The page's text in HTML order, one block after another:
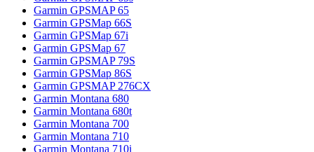
Garmin GPSMAP 65
Garmin GPSMap 66S
Garmin GPSMap 67i
Garmin GPSMap 67
Garmin GPSMAP 79S
Garmin GPSMap 86S
Garmin GPSMAP 276CX
Garmin Montana 680
Garmin Montana 680t
Garmin Montana 700
Garmin Montana 710
Garmin Montana 710i